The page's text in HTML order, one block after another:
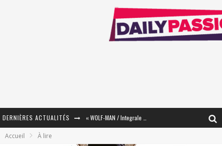
DERNIÈRES ACTUALITÉS
Accueil À lire